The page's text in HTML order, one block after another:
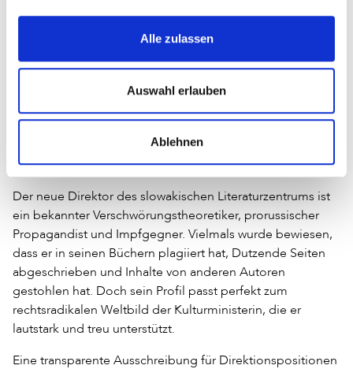
Alle zulassen
Auswahl erlauben
Ablehnen
Andersdenkende profitieren.
Verschwörungstheorien und
politische Einflussnahme in Medien
Der neue Direktor des slowakischen Literaturzentrums ist
ein bekannter Verschwörungstheoretiker, prorussischer
Propagandist und Impfgegner. Vielmals wurde bewiesen,
dass er in seinen Büchern plagiiert hat, Dutzende Seiten
abgeschrieben und Inhalte von anderen Autoren
gestohlen hat. Doch sein Profil passt perfekt zum
rechtsradikalen Weltbild der Kulturministerin, die er
lautstark und treu unterstützt.
Eine transparente Ausschreibung für Direktionspositionen